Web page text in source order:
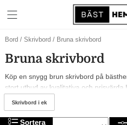
Bord / Skrivbord / Bruna skrivbord
Bruna skrivbord
Köp en snygg brun skrivbord på
stort utbud av kvalitativa och prisvärda
2026 är det trendigt med och bruna
finns allt från billiga till mer exklusiva
Skrivbord i ek
Sortera